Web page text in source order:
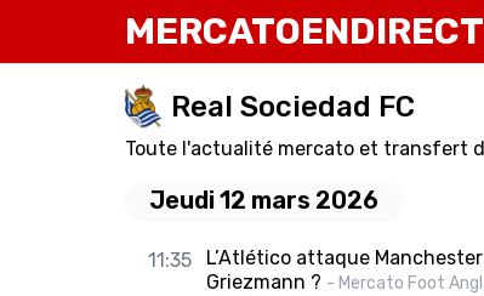
MERCATOENDIRECT
Real Sociedad FC
Toute l'actualité mercato et transfert
Jeudi 12 mars 2026
11:35
L’Atlético attaque
Griezmann ? - Mercato Foot